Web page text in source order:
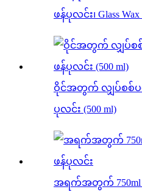
ဖန်ပုလင်း၊ Glass Wax
ဝိုင်အတွက် လျှပ်စစ်
ပုလင်း (500 ml)
အရက်အတွက် 750ml